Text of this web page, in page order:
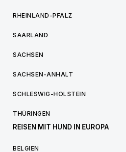
RHEINLAND-PFALZ
SAARLAND
SACHSEN
SACHSEN-ANHALT
SCHLESWIG-HOLSTEIN
THÜRINGEN
REISEN MIT HUND IN EUROPA
BELGIEN